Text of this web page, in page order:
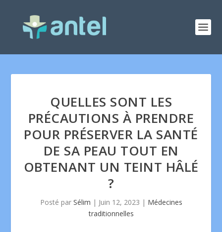
QUELLES SONT LES
PRÉCAUTIONS À PRENDRE
POUR PRÉSERVER LA SANTÉ
DE SA PEAU TOUT EN
OBTENANT UN TEINT HÂLÉ
?
Posté par Sélim | Juin 12, 2023 | Médecines
traditionnelles